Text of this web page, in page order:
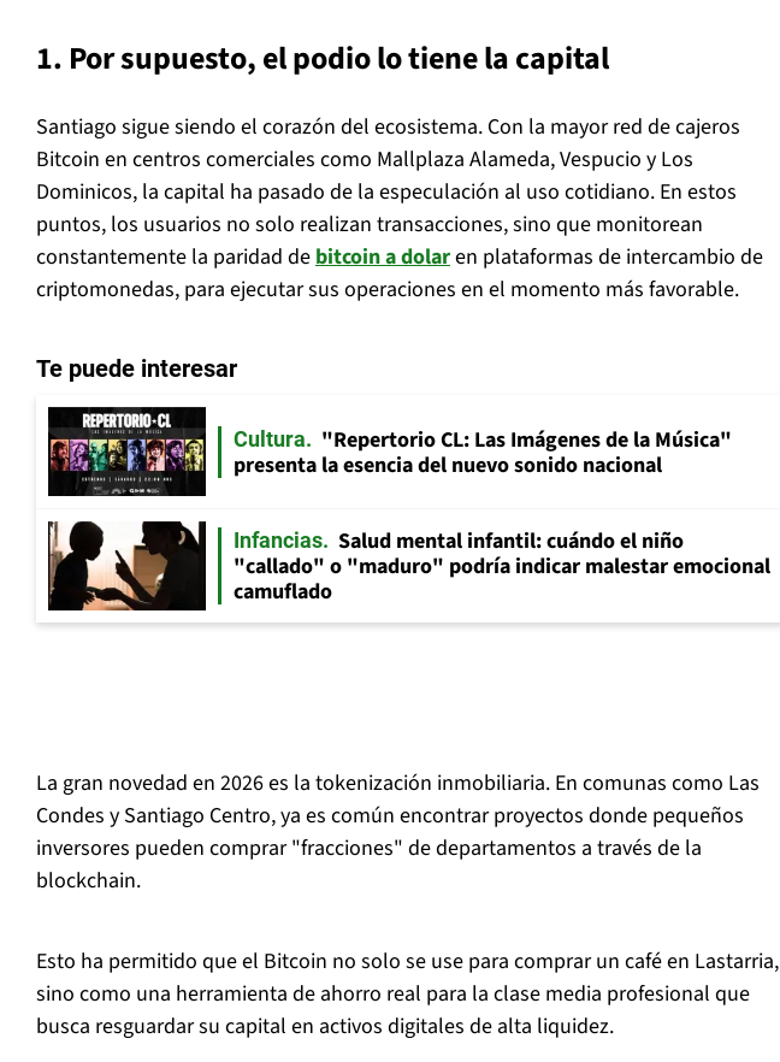
1. Por supuesto, el podio lo tiene la capital
Santiago sigue siendo el corazón del ecosistema. Con la mayor red de cajeros
Bitcoin en centros comerciales como Mallplaza Alameda, Vespucio y Los
Dominicos, la capital ha pasado de la especulación al uso cotidiano. En estos
puntos, los usuarios no solo realizan transacciones, sino que monitorean
constantemente la paridad debitcoin a dolaren plataformas de intercambio de
criptomonedas, para ejecutar sus operaciones en el momento más favorable.
Te puede interesar
Cultura
"Repertorio CL: Las Imágenes de la Música"
presenta la esencia del nuevo sonido nacional
Infancias
Salud mental infantil: cuándo el niño
"callado" o "maduro" podría indicar malestar emocional
camuflado
La gran novedad en 2026 es la tokenización inmobiliaria. En comunas como Las
Condes y Santiago Centro, ya es común encontrar proyectos donde pequeños
inversores pueden comprar "fracciones" de departamentos a través de la
blockchain.
Esto ha permitido que el Bitcoin no solo se use para comprar un café en Lastarria,
sino como una herramienta de ahorro real para la clase media profesional que
busca resguardar su capital en activos digitales de alta liquidez.